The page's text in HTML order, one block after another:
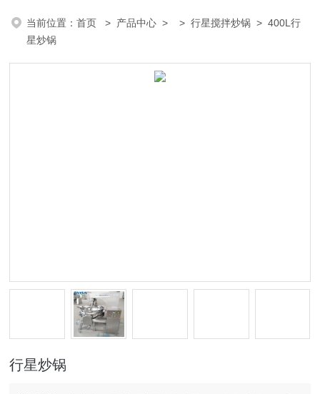
当前位置：首页 > 产品中心 > >行星搅拌炒锅 > 400L行
星炒锅
行星炒锅